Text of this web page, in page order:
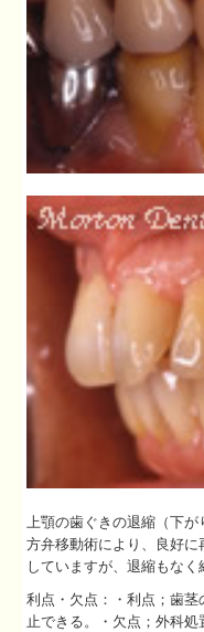
上顎の歯ぐきの退縮（下が
方弁移動術により、良好
していますが、退縮もなく
利点・欠点：・利点；歯
止できる。・欠点；外科